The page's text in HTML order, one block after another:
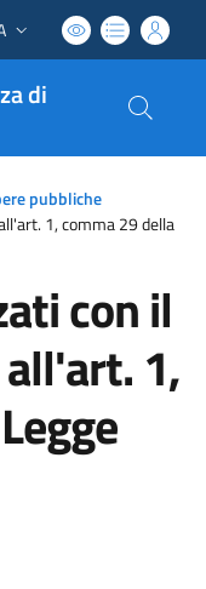
attiva:
di
pubbliche
1, comma 29 della
con il
1,